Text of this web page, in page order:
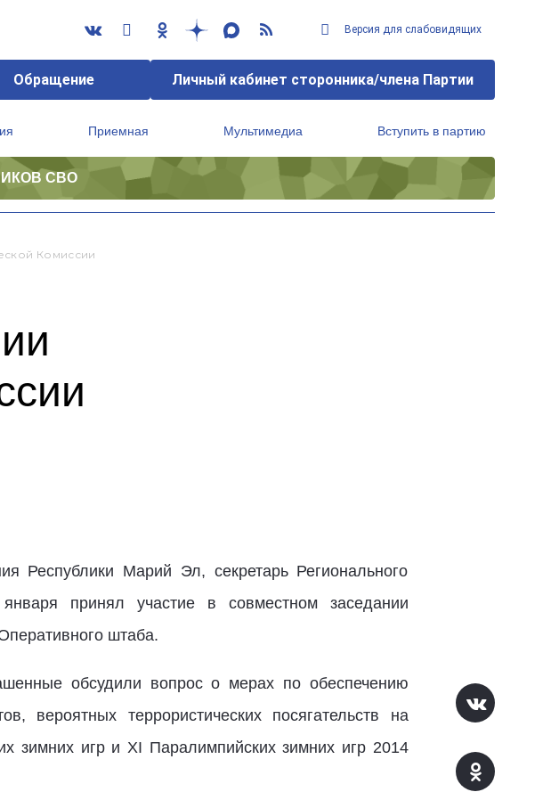
Версия для слабовидящих
Обращение Личный кабинет сторонника/члена Партии
Приемная Мультимедиа Вступить в партию
СВО
Комиссии
Республики Марий Эл, секретарь Регионального
принял участие в совместном заседании
штаба.
обсудили вопрос о мерах по обеспечению
вероятных террористических посягательств на
зимних игр и XI Паралимпийских зимних игр 2014